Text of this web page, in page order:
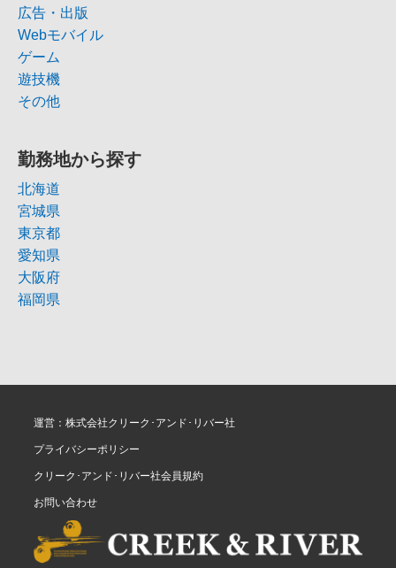
広告・出版
Webモバイル
ゲーム
遊技機
その他
勤務地から探す
北海道
宮城県
東京都
愛知県
大阪府
福岡県
運営：株式会社クリーク･アンド･リバー社
プライバシーポリシー
クリーク･アンド･リバー社会員規約
お問い合わせ